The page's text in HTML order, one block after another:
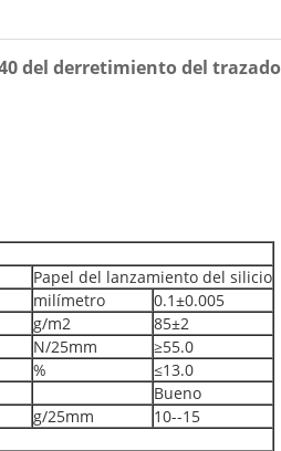
del derretimiento del
Papel del lanzamiento del silicio
milímetro
0.1±0.005
g/m2
85±2
N/25mm
≥55.0
%
≤13.0
Bueno
g/25mm
10--15